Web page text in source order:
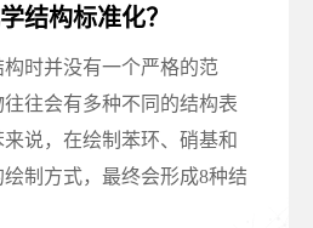
结构标准化？
时并没有一个严格的范
往会有多种不同的结构表
说，在绘制苯环、硝基和
制方式，最终会形成8种结